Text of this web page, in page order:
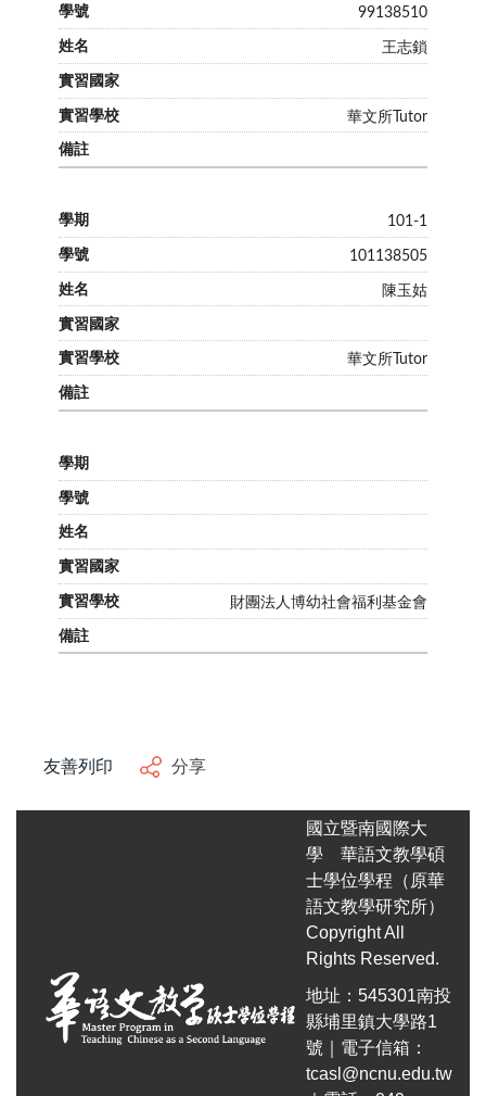
99138510
王志鎖
華文所Tutor
101-1
101138505
陳玉姑
華文所Tutor
財團法人博幼社會福利基金會
友善列印 分享
國立暨南國際大
學 華語文教學碩
士學位學程（原華
語文教學研究所）
Copyright All
Rights Reserved.
地址：545301南投
縣埔里鎮大學路1
號｜電子信箱：
tcasl@ncnu.edu.tw